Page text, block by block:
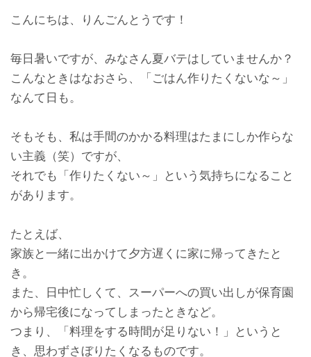
こんにちは、りんごんとうです！
毎日暑いですが、みなさん夏バテはしていませんか？
こんなときはなおさら、「ごはん作りたくないな～」
なんて日も。
そもそも、私は手間のかかる料理はたまにしか作らな
い主義（笑）ですが、
それでも「作りたくない～」という気持ちになること
があります。
たとえば、
家族と一緒に出かけて夕方遅くに家に帰ってきたと
き。
また、日中忙しくて、スーパーへの買い出しが保育園
から帰宅後になってしまったときなど。
つまり、「料理をする時間が足りない！」というと
き、思わずさぼりたくなるものです。